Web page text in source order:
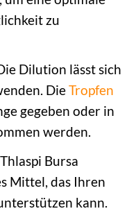
zu
Dilution lässt sich
DieTropfen
gegeben oder in
werden.
Thlaspi Bursa
Mittel, das Ihren
kann.